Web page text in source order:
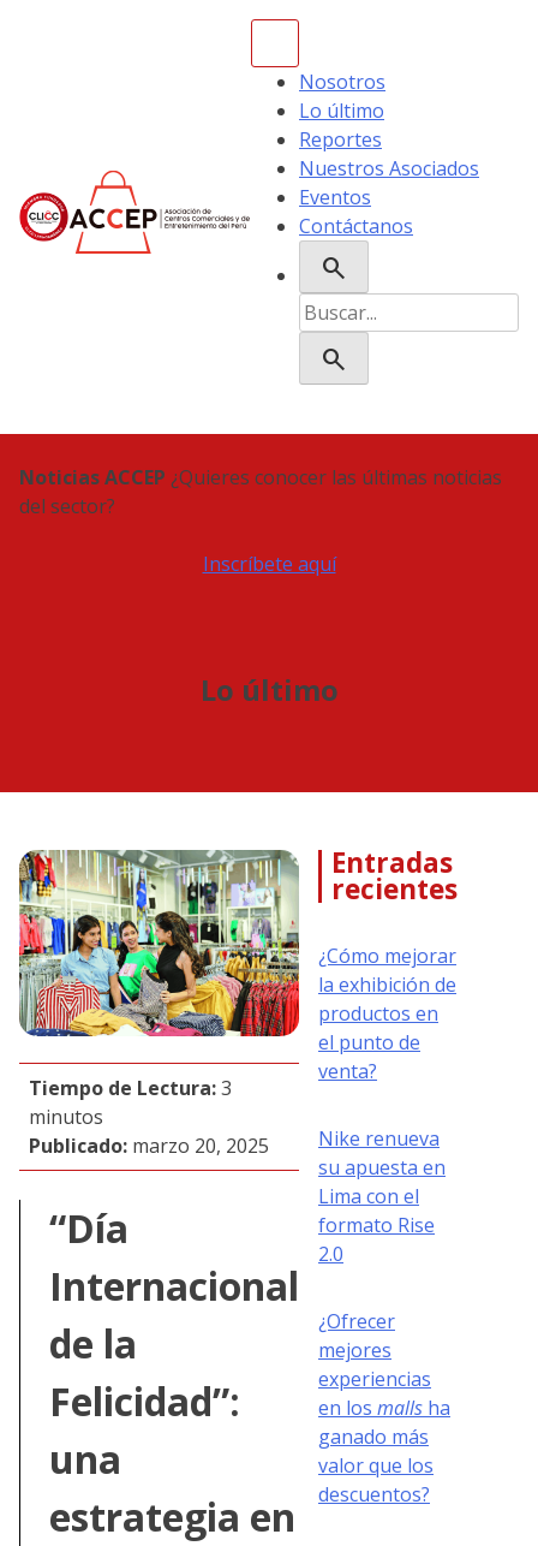
Nosotros
Lo último
Reportes
Nuestros Asociados
Eventos
Contáctanos
search
Buscar:
search
Noticias ACCEP ¿Quieres conocer las últimas noticias
del sector?
Inscríbete aquí
Lo último
Tiempo de Lectura:3
minutos
Publicado: marzo 20, 2025
“Día
Internacional
de la
Felicidad”:
una
estrategia en
Entradas
recientes
¿Cómo mejorar
la exhibición de
productos en
el punto de
venta?
Nike renueva
su apuesta en
Lima con el
formato Rise
2.0
¿Ofrecer
mejores
experiencias
en los malls ha
ganado más
valor que los
descuentos?